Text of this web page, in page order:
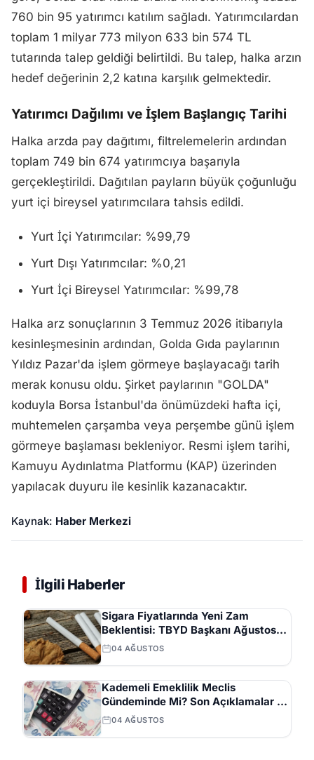
760 bin 95 yatırımcı katılım sağladı. Yatırımcılardan
toplam 1 milyar 773 milyon 633 bin 574 TL
tutarında talep geldiği belirtildi. Bu talep, halka arzın
hedef değerinin 2,2 katına karşılık gelmektedir.
Yatırımcı Dağılımı ve İşlem Başlangıç Tarihi
Halka arzda pay dağıtımı, filtrelemelerin ardından
toplam 749 bin 674 yatırımcıya başarıyla
gerçekleştirildi. Dağıtılan payların büyük çoğunluğu
yurt içi bireysel yatırımcılara tahsis edildi.
Yurt İçi Yatırımcılar: %99,79
Yurt Dışı Yatırımcılar: %0,21
Yurt İçi Bireysel Yatırımcılar: %99,78
Halka arz sonuçlarının 3 Temmuz 2026 itibarıyla
kesinleşmesinin ardından, Golda Gıda paylarının
Yıldız Pazar'da işlem görmeye başlayacağı tarih
merak konusu oldu. Şirket paylarının "GOLDA"
koduyla Borsa İstanbul'da önümüzdeki hafta içi,
muhtemelen çarşamba veya perşembe günü işlem
görmeye başlaması bekleniyor. Resmi işlem tarihi,
Kamuyu Aydınlatma Platformu (KAP) üzerinden
yapılacak duyuru ile kesinlik kazanacaktır.
Kaynak: Haber Merkezi
İlgili Haberler
Sigara Fiyatlarında Yeni Zam
Beklentisi: TBYD Başkanı Ağustos
Ayını İşaret Etti
04 AĞUSTOS
Kademeli Emeklilik Meclis
Gündeminde Mi? Son Açıklamalar ve
Beklentiler
04 AĞUSTOS